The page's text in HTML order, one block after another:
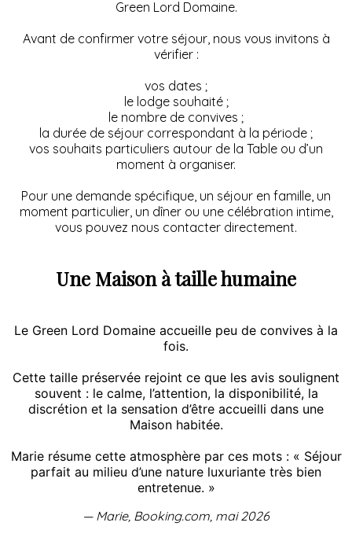
Green Lord Domaine.
Avant de confirmer votre séjour, nous vous invitons à
vérifier :
vos dates ;
le lodge souhaité ;
le nombre de convives ;
la durée de séjour correspondant à la période ;
vos souhaits particuliers autour de la Table ou d’un
moment à organiser.
Pour une demande spécifique, un séjour en famille, un
moment particulier, un dîner ou une célébration intime,
vous pouvez nous contacter directement.
Une Maison à taille humaine
Le Green Lord Domaine accueille peu de convives à la
fois.
Cette taille préservée rejoint ce que les avis soulignent
souvent : le calme, l’attention, la disponibilité, la
discrétion et la sensation d’être accueilli dans une
Maison habitée.
Marie résume cette atmosphère par ces mots : « Séjour
parfait au milieu d’une nature luxuriante très bien
entretenue. »
— Marie, Booking.com, mai 2026